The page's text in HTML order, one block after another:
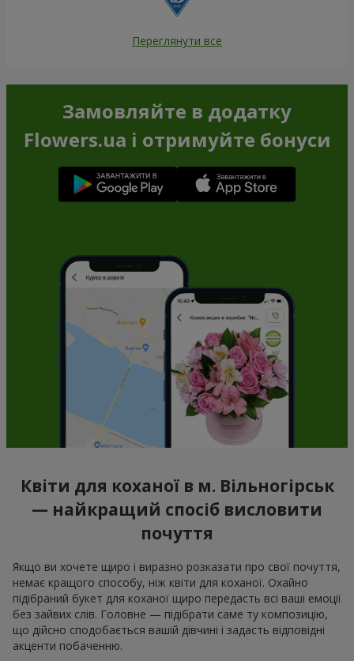
Переглянути все
Замовляйте в додатку
Flowers.ua і отримуйте бонуси
Квіти для коханої в м. Вільногірськ
— найкращий спосіб висловити
почуття
Якщо ви хочете щиро і виразно розказати про свої почуття,
немає кращого способу, ніж квіти для коханої. Охайно
підібраний букет для коханої щиро передасть всі ваші емоції
без зайвих слів. Головне — підібрати саме ту композицію,
що дійсно сподобається вашій дівчині і задасть відповідні
акценти побаченню.